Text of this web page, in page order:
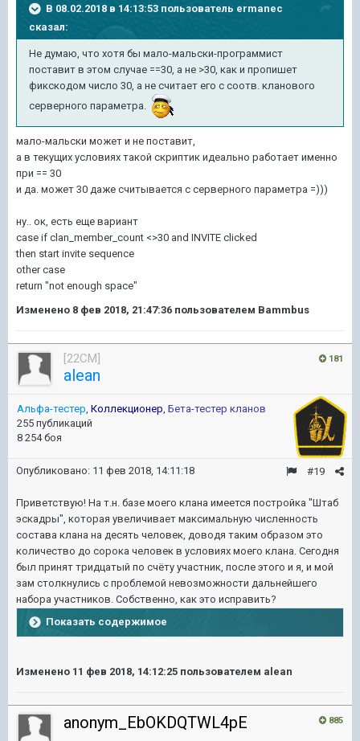
В 08.02.2018 в 14:13:53 пользователь ermanec
сказал:
Не думаю, что хотя бы мало-мальски-программист
поставит в этом случае ==30, а не >30, как и пропишет
фикскодом число 30, а не считает его с соотв. кланового
серверного параметра.
мало-мальски может и не поставит,
а в текущих условиях такой скриптик идеально работает именно
при == 30
и да. может 30 даже считывается с серверного параметра =)))
ну.. ок, есть еще вариант
case if clan_member_count <>30 and INVITE clicked
then start invite sequence
other case
return "not enough space"
Изменено 8 фев 2018, 21:47:36 пользователем Bammbus
181
[22CM]
alean
Альфа-тестер, Коллекционер, Бета-тестер кланов
255 публикаций
8 254 боя
#19
Опубликовано: 11 фев 2018, 14:11:18
Приветствую! На т.н. базе моего клана имеется постройка "Штаб
эскадры", которая увеличивает максимальную численность
состава клана на десять человек, доводя таким образом это
количество до сорока человек в условиях моего клана. Сегодня
был принят тридцатый по счёту участник, после этого и я, и мой
зам столкнулись с проблемой невозможности дальнейшего
набора участников. Собственно, как это исправить?
Показать содержимое
Изменено 11 фев 2018, 14:12:25 пользователем alean
885
anonym_EbOKDQTWL4pE